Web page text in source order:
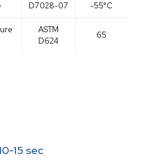
D7028-07 -55°C
ASTM
D624
65
15 sec